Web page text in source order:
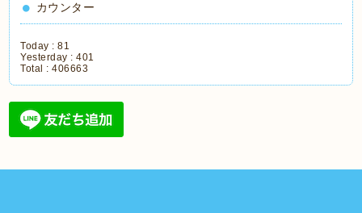
カウンター
Today :81
Yesterday :401
Total :406663